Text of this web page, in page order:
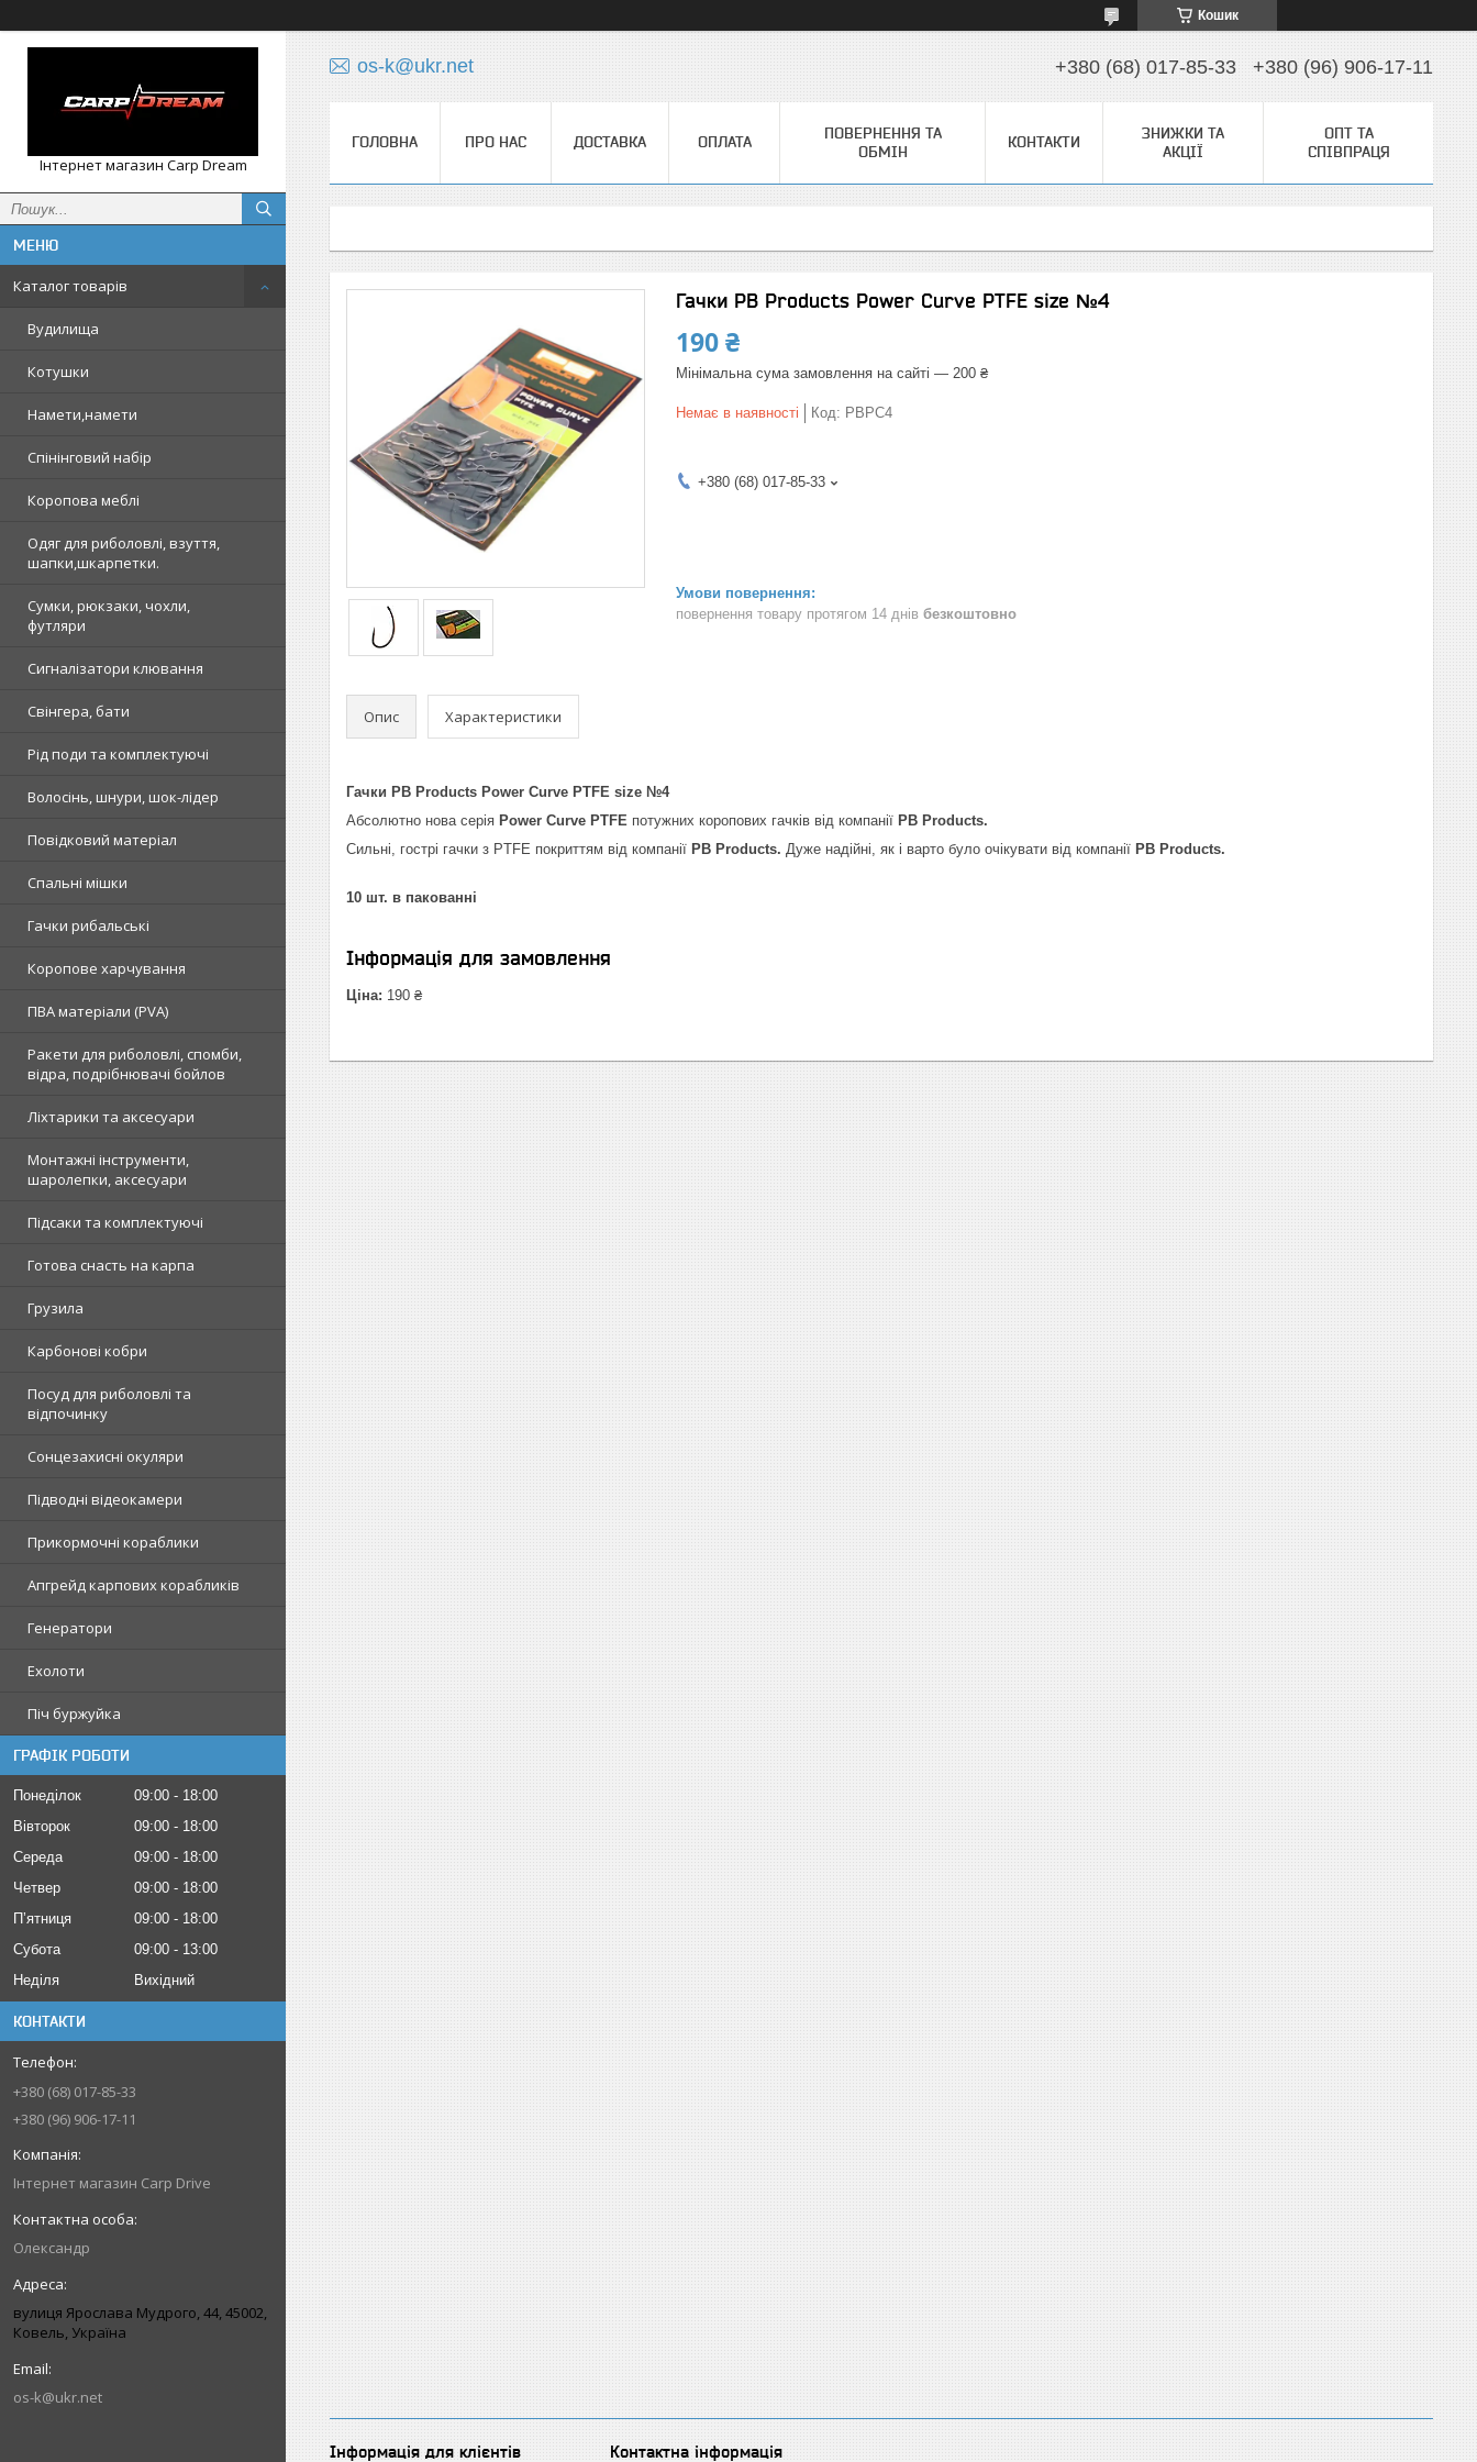
Кошик
Інтернет магазин Carp Dream
Каталог товарів
Вудилища
Котушки
Намети,намети
Спінінговий набір
Коропова меблі
Одяг для риболовлі, взуття,
шапки,шкарпетки.
Сумки, рюкзаки, чохли,
футляри
Сигналізатори клювання
Свінгера, бати
Рід поди та комплектуючі
Волосінь, шнури, шок-лідер
Повідковий матеріал
Спальні мішки
Гачки рибальські
Коропове харчування
ПВА матеріали (PVA)
Ракети для риболовлі, спомби,
відра, подрібнювачі бойлов
Ліхтарики та аксесуари
Монтажні інструменти,
шаролепки, аксесуари
Підсаки та комплектуючі
Готова снасть на карпа
Грузила
Карбонові кобри
Посуд для риболовлі та
відпочинку
Сонцезахисні окуляри
Підводні відеокамери
Прикормочні кораблики
Апгрейд карпових корабликів
Генератори
Ехолоти
Піч буржуйка
ГРАФІК РОБОТИ
Понеділок 09:00
18:00
Вівторок
09:00
18:00
Середа
09:00
18:00
Четвер
09:00
18:00
Пʼятниця
09:00
18:00
Субота
09:00
13:00
Неділя
Вихідний
КОНТАКТИ
+380 (68) 017-85-33
+380 (96) 906-17-11
Інтернет магазин Carp Drive
Олександр
вулиця Ярослава Мудрого, 44, 45002,
Ковель, Україна
os-k@ukr.net
os-k@ukr.net +380 (68) 017-85-33 +380 (96) 906-17-11
ГОЛОВНА ПРО НАС ДОСТАВКА ОПЛАТА
ПОВЕРНЕННЯ ТА
ОБМІН
КОНТАКТИ
ЗНИЖКИ ТА
АКЦІЇ
ОПТ ТА
СПІВПРАЦЯ
Гачки PB Products Power Curve PTFE size №4
190 ₴
Мінімальна сума замовлення на сайті — 200 ₴
Немає в наявності Код: PBPC4
+380 (68) 017-85-33
повернення товару протягом 14 днів безкоштовно
Опис Характеристики
Гачки PB Products Power Curve PTFE size №4
Абсолютно нова серія Power Curve PTFE потужних коропових гачків від компанії PB Products.
Сильні, гострі гачки з PTFE покриттям від компанії PB Products. Дуже надійні, як і варто було очікувати від компанії PB Products.
10 шт. в пакованні
Інформація для замовлення
Ціна: 190 ₴
Інформація для клієнтів Контактна інформація